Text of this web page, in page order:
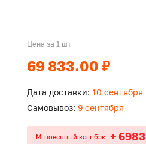
Цена за 1 шт
69 833.00 ₽
Дата доставки: 10 сентября
Самовывоз: 9 сентября
Мгновенный кеш-бэк + 6983